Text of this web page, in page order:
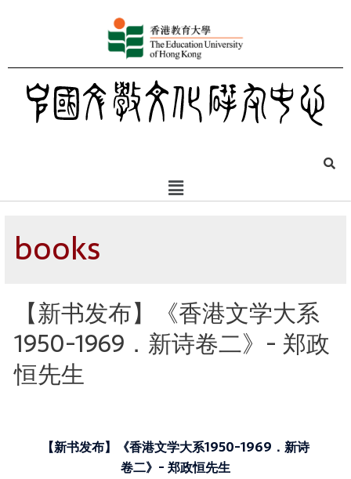
books
【新书发布】《香港文学大系
1950-1969．新诗卷二》- 郑政
恒先生
【新书发布】《香港文学大系1950-1969．新诗
卷二》- 郑政恒先生